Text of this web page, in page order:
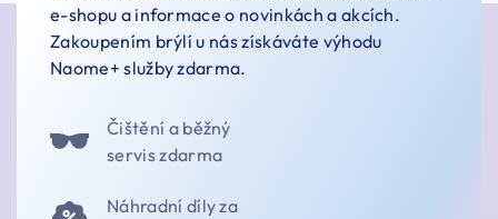
e-shopu a informace o novinkách a akcích.
Zakoupením brýlí u nás získáváte výhodu
Naome+ služby zdarma.
Čištění a běžný
servis zdarma
Náhradní díly za